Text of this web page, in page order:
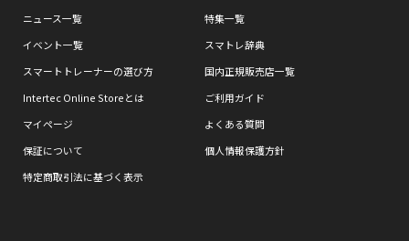
ニュース一覧
特集一覧
イベント一覧
スマトレ辞典
スマートトレーナーの選び方
国内正規販売店一覧
Intertec Online Storeとは
ご利用ガイド
マイページ
よくある質問
保証について
個人情報保護方針
特定商取引法に基づく表示